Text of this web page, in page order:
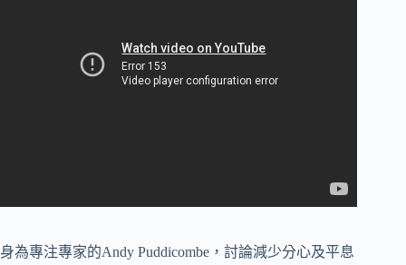
身為專注專家的Andy Puddicombe，討論減少分心及平息